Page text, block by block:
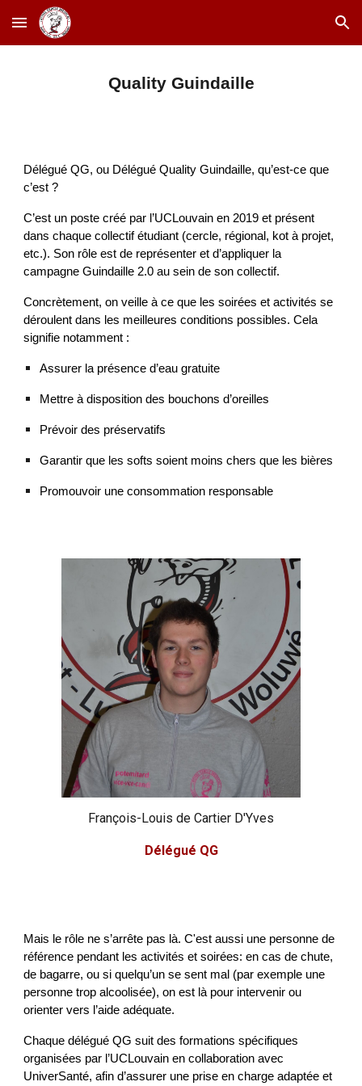
Skip to main content Skip to navigation
Quality Guindaille
Délégué QG, ou Délégué Quality Guindaille, qu’est-ce que
c’est ?
C’est un poste créé par l’UCLouvain en 2019 et présent
dans chaque collectif étudiant (cercle, régional, kot à projet,
etc.). Son rôle est de représenter et d’appliquer la
campagne Guindaille 2.0 au sein de son collectif.
Concrètement, on veille à ce que les soirées et activités se
déroulent dans les meilleures conditions possibles. Cela
signifie notamment :
Assurer la présence d’eau gratuite
Mettre à disposition des bouchons d’oreilles
Prévoir des préservatifs
Garantir que les softs soient moins chers que les bières
Promouvoir une consommation responsable
François-Louis de Cartier D'Yves
Délégué QG
Mais le rôle ne s’arrête pas là. C'est aussi une personne de
référence pendant les activités et soirées: en cas de chute,
de bagarre, ou si quelqu’un se sent mal (par exemple une
personne trop alcoolisée), on est là pour intervenir ou
orienter vers l’aide adéquate.
Chaque délégué QG suit des formations spécifiques
organisées par l’UCLouvain en collaboration avec
UniverSanté, afin d’assurer une prise en charge adaptée et